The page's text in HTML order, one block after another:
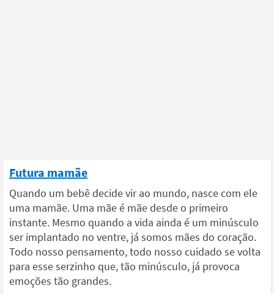
Futura mamãe
Quando um bebê decide vir ao mundo, nasce com ele
uma mamãe. Uma mãe é mãe desde o primeiro
instante. Mesmo quando a vida ainda é um minúsculo
ser implantado no ventre, já somos mães do coração.
Todo nosso pensamento, todo nosso cuidado se volta
para esse serzinho que, tão minúsculo, já provoca
emoções tão grandes.